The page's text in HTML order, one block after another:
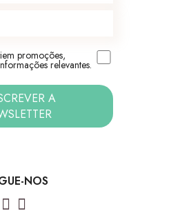
promoções,
relevantes.
A
NOS